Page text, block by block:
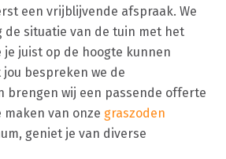
een vrijblijvende afspraak. We
de situatie van de tuin met het
je juist op de hoogte kunnen
bespreken we de
brengen wij een passende offerte
van onze graszoden
geniet je van diverse